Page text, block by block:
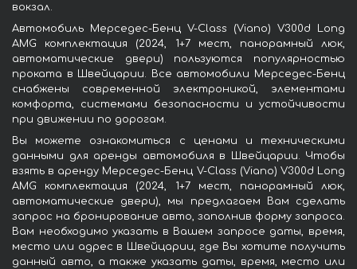
вокзал.
Автомобиль Мерседес-Бенц V-Class (Viano) V300d Long
AMG комплектация (2024, 1+7 мест, панорамный люк,
автоматические двери) пользуются популярностью
проката в Швейцарии. Все автомобили Мерседес-Бенц
снабжены современной электроникой, элементами
комфорта, системами безопасности и устойчивости
при движении по дорогам.
Вы можете ознакомиться с ценами и техническими
данными для аренды автомобиля в Швейцарии. Чтобы
взять в аренду Мерседес-Бенц V-Class (Viano) V300d Long
AMG комплектация (2024, 1+7 мест, панорамный люк,
автоматические двери), мы предлагаем Вам сделать
запрос на бронирование авто, заполнив форму запроса.
Вам необходимо указать в Вашем запросе даты, время,
место или адрес в Швейцарии, где Вы хотите получить
данный авто, а также указать даты, время, место или